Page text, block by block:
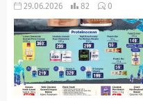
29.06.2026 82 0